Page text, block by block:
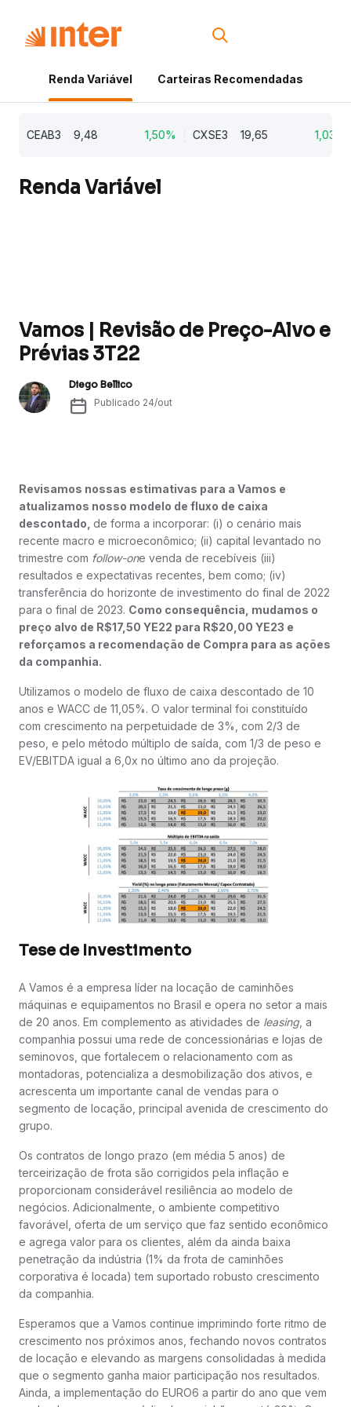
Renda Variável Carteiras Recomendadas
CEAB3 9,48 1,50% CXSE3 19,65 1,03%
Renda Variável
Vamos | Revisão de Preço-Alvo e
Prévias 3T22
Diego Bellico
Publicado 24/out
Revisamos nossas estimativas para a Vamos e
atualizamos nosso modelo de fluxo de caixa
descontado, de forma a incorporar: (i) o cenário mais
recente macro e microeconômico; (ii) capital levantado no
trimestre com follow-one venda de recebíveis (iii)
resultados e expectativas recentes, bem como; (iv)
transferência do horizonte de investimento do final de 2022
para o final de 2023. Como consequência, mudamos o
preço alvo de R$17,50 YE22 para R$20,00 YE23 e
reforçamos a recomendação de Compra para as ações
da companhia.
Utilizamos o modelo de fluxo de caixa descontado de 10
anos e WACC de 11,05%. O valor terminal foi constituído
com crescimento na perpetuidade de 3%, com 2/3 de
peso, e pelo método múltiplo de saída, com 1/3 de peso e
EV/EBITDA igual a 6,0x no último ano da projeção.
Tese de Investimento
A Vamos é a empresa líder na locação de caminhões
máquinas e equipamentos no Brasil e opera no setor a mais
de 20 anos. Em complemento as atividades de leasing, a
companhia possui uma rede de concessionárias e lojas de
seminovos, que fortalecem o relacionamento com as
montadoras, potencializa a desmobilização dos ativos, e
acrescenta um importante canal de vendas para o
segmento de locação, principal avenida de crescimento do
grupo.
Os contratos de longo prazo (em média 5 anos) de
terceirização de frota são corrigidos pela inflação e
proporcionam considerável resiliência ao modelo de
negócios. Adicionalmente, o ambiente competitivo
favorável, oferta de um serviço que faz sentido econômico
e agrega valor para os clientes, além da ainda baixa
penetração da indústria (1% da frota de caminhões
corporativa é locada) tem suportado robusto crescimento
da companhia.
Esperamos que a Vamos continue imprimindo forte ritmo de
crescimento nos próximos anos, fechando novos contratos
de locação e elevando as margens consolidadas à medida
que o segmento ganha maior participação nos resultados.
Ainda, a implementação do EURO6 a partir do ano que vem